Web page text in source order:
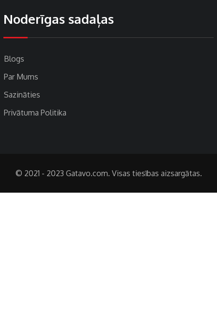
Noderīgas sadaļas
Blogs
Par Mums
Sazināties
Privātuma Politika
© 2021 - 2023 Gatavo.com. Visas tiesības aizsargātas.